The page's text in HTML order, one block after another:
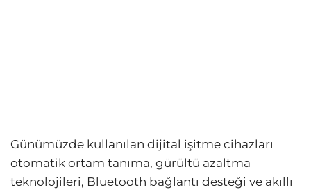
Günümüzde kullanılan dijital işitme cihazları
otomatik ortam tanıma, gürültü azaltma
teknolojileri, Bluetooth bağlantı desteği ve akıllı